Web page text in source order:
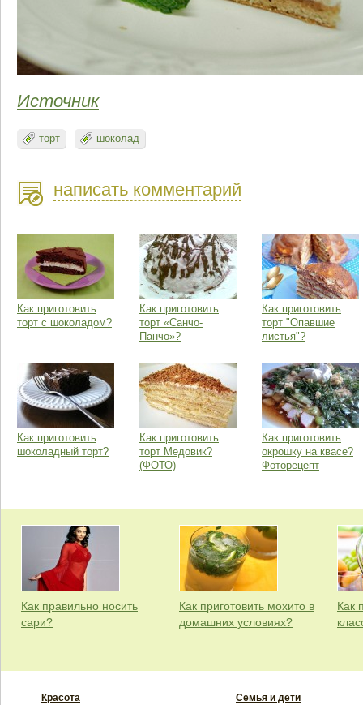
Источник
торт шоколад
написать комментарий
Как приготовить
торт с шоколадом?
Как приготовить
торт «Санчо-
Панчо»?
Как приготовить
торт "Опавшие
листья"?
Как приготовить
шоколадный торт?
Как приготовить
торт Медовик?
(ФОТО)
Как приготовить
окрошку на квасе?
Фоторецепт
Как правильно носить
сари?
Как приготовить мохито в
домашних условиях?
Как
Красота
Семья и дети